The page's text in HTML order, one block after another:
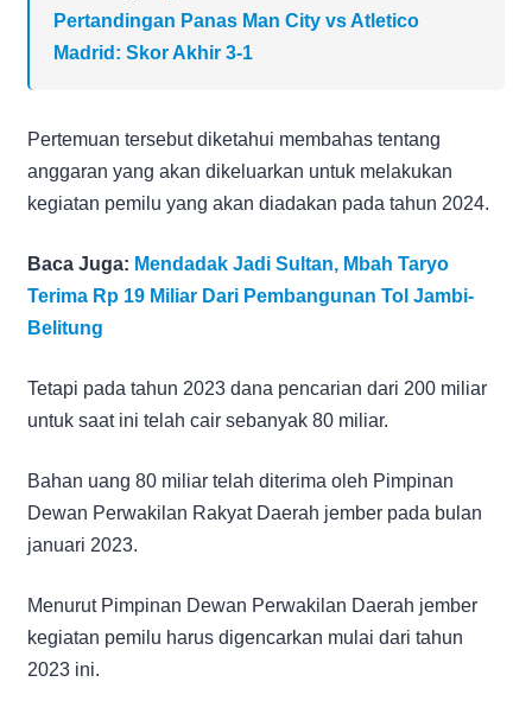
Pertandingan Panas Man City vs Atletico
Madrid: Skor Akhir 3-1
Pertemuan tersebut diketahui membahas tentang
anggaran yang akan dikeluarkan untuk melakukan
kegiatan pemilu yang akan diadakan pada tahun 2024.
Baca Juga: Mendadak Jadi Sultan, Mbah Taryo
Terima Rp 19 Miliar Dari Pembangunan Tol Jambi-
Belitung
Tetapi pada tahun 2023 dana pencarian dari 200 miliar
untuk saat ini telah cair sebanyak 80 miliar.
Bahan uang 80 miliar telah diterima oleh Pimpinan
Dewan Perwakilan Rakyat Daerah jember pada bulan
januari 2023.
Menurut Pimpinan Dewan Perwakilan Daerah jember
kegiatan pemilu harus digencarkan mulai dari tahun
2023 ini.